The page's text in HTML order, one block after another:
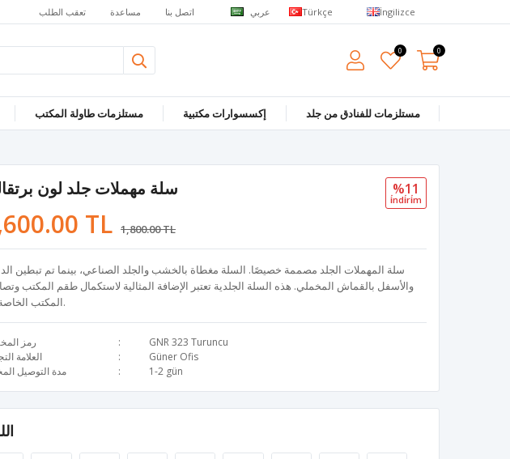
تعقب الطلب مساعدة اتصل بنا عربي Türkçe İngilizce
0 0
مستلزمات طاولة المكتب إكسسوارات مكتبية مستلزمات للفنادق من جلد
سلة مهملات جلد لون
TL 1,800.00 TL
%11
i̇ndi̇ri̇m
سلة المهملات الجلد مصممة خصيصًا. السلة مغطاة بالخشب والجلد الصناعي، بينما تم تبطين
والأسفل بالقماش المخملي. هذه السلة الجلدية تعتبر الإضافة المثالية لاستكمال طقم المكتب
المكتب الخاصة بك.
رمز
GNR 323 Turuncu
العلامة
Güner Ofis
مدة التوصيل
1-2 gün